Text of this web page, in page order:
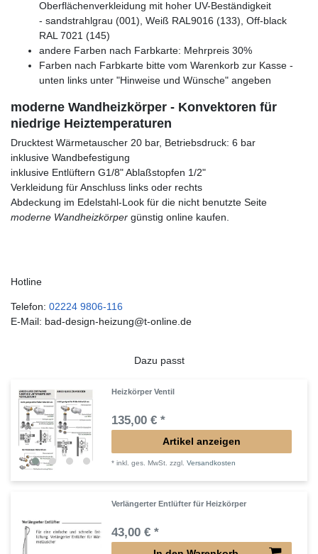
Oberflächenverkleidung mit hoher UV-Beständigkeit
- sandstrahlgrau (001), Weiß RAL9016 (133), Off-black
RAL 7021 (145)
andere Farben nach Farbkarte: Mehrpreis 30%
Farben nach Farbkarte bitte vom Warenkorb zur Kasse -
unten links unter "Hinweise und Wünsche" angeben
moderne Wandheizkörper - Konvektoren für
niedrige Heiztemperaturen
Drucktest Wärmetauscher 20 bar, Betriebsdruck: 6 bar
inklusive Wandbefestigung
inklusive Entlüftern G1/8" Ablaßstopfen 1/2"
Verkleidung für Anschluss links oder rechts
Abdeckung im Edelstahl-Look für die nicht benutzte Seite
moderne Wandheizkörper günstig online kaufen.
Hotline
Telefon: 02224 9806-116
E-Mail: bad-design-heizung@t-online.de
Dazu passt
Heizkörper Ventil
135,00 € *
Artikel anzeigen
*inkl. ges. MwSt. zzgl.Versandkosten
Verlängerter Entlüfter für Heizkörper
43,00 € *